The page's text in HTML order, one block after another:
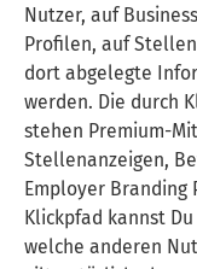
Nutzer, auf
Profilen, auf
dort abgelegte
werden. Die durch
stehen Premium-
Stellenanzeigen,
Employer Branding
Klickpfad kannst
welche anderen